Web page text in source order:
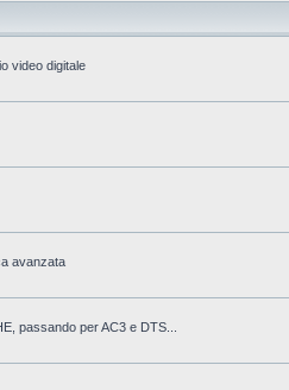
video digitale
avanzata
passando per AC3 e DTS...